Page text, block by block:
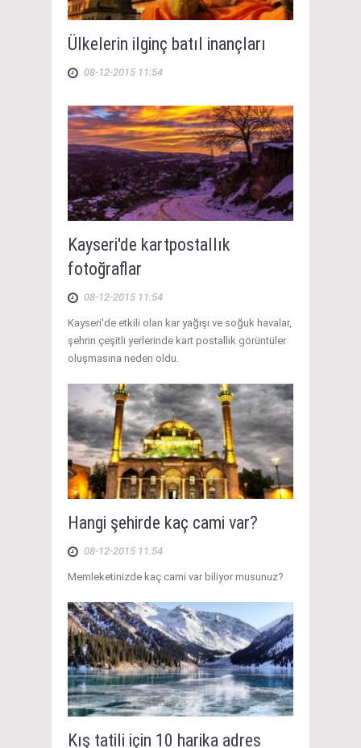
Ülkelerin ilginç batıl inançları
08-12-2015 11:54
Kayseri'de kartpostallık
fotoğraflar
08-12-2015 11:54
Kayseri'de etkili olan kar yağışı ve soğuk havalar,
şehrin çeşitli yerlerinde kart postallık görüntüler
oluşmasına neden oldu.
Hangi şehirde kaç cami var?
08-12-2015 11:54
Memleketinizde kaç cami var biliyor musunuz?
Kış tatili için 10 harika adres